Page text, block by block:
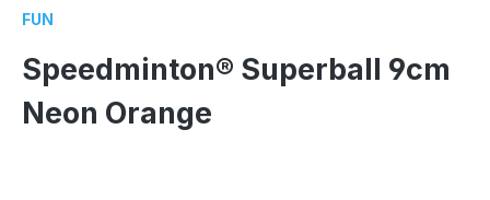
FUN
Speedminton® Superball 9cm
Neon Orange